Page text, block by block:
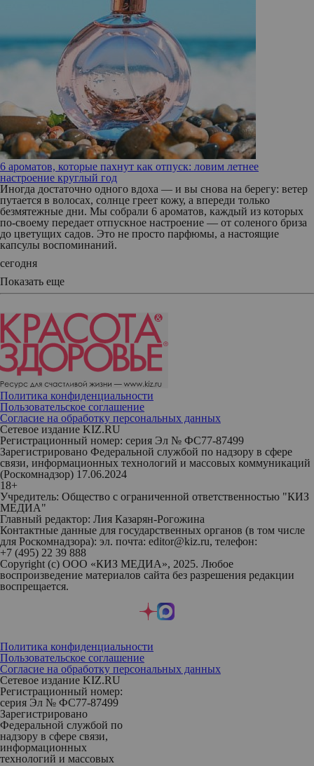
6 ароматов, которые пахнут как отпуск: ловим летнее
настроение круглый год
Иногда достаточно одного вдоха — и вы снова на берегу: ветер
путается в волосах, солнце греет кожу, а впереди только
безмятежные дни. Мы собрали 6 ароматов, каждый из которых
по‑своему передает отпускное настроение — от соленого бриза
до цветущих садов. Это не просто парфюмы, а настоящие
капсулы воспоминаний.
сегодня
Показать еще
Политика конфиденциальности
Пользовательское соглашение
Согласие на обработку персональных данных
Сетевое издание KIZ.RU
Регистрационный номер: серия Эл № ФС77-87499
Зарегистрировано Федеральной службой по надзору в сфере
связи, информационных технологий и массовых коммуникаций
(Роскомнадзор) 17.06.2024
18+
Учредитель: Общество с ограниченной ответственностью "КИЗ
МЕДИА"
Главный редактор: Лия Казарян-Рогожина
Контактные данные для государственных органов (в том числе
для Роскомнадзора): эл. почта: editor@kiz.ru, телефон:
+7 (495) 22 39 888
Copyright (с) ООО «КИЗ МЕДИА», 2025. Любое
воспроизведение материалов сайта без разрешения редакции
воспрещается.
Политика конфиденциальности
Пользовательское соглашение
Согласие на обработку персональных данных
Сетевое издание KIZ.RU
Регистрационный номер:
серия Эл № ФС77-87499
Зарегистрировано
Федеральной службой по
надзору в сфере связи,
информационных
технологий и массовых